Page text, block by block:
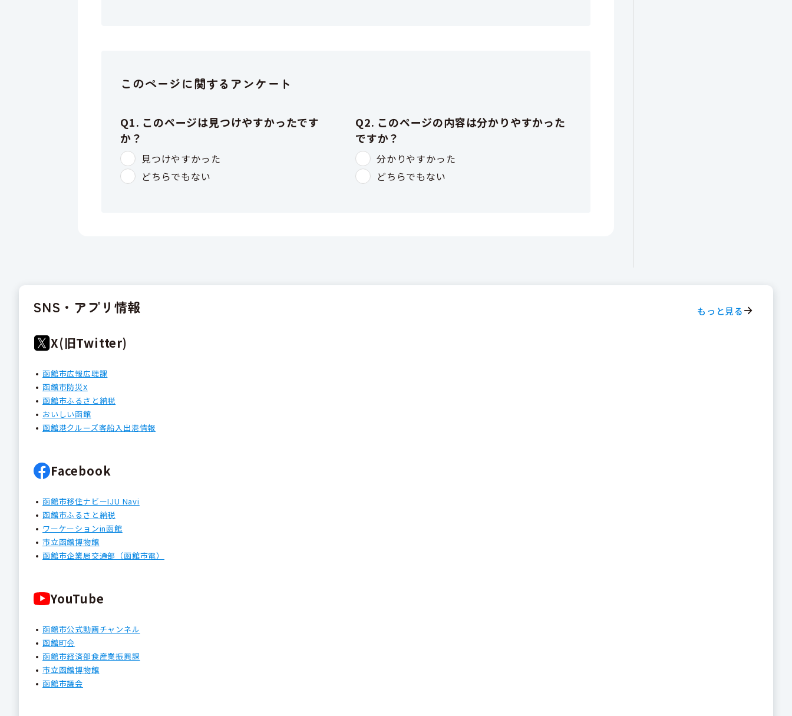
このページに関するアンケート
SNS・アプリ情報 もっと見る
X(旧Twitter)
函館市広報広聴課
函館市防災X
函館市ふるさと納税
おいしい函館
函館港クルーズ客船入出港情報
Facebook
函館市移住ナビーIJU Navi
函館市ふるさと納税
ワーケーションin函館
市立函館博物館
函館市企業局交通部（函館市電）
YouTube
函館市公式動画チャンネル
函館町会
函館市経済部食産業振興課
市立函館博物館
函館市議会